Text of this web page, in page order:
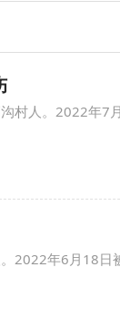
村人。2022年7
2022年6月18日